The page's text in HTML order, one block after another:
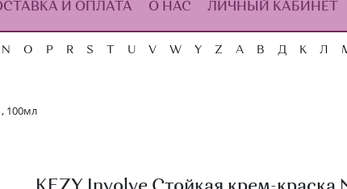
И ОПЛАТА О НАС ЛИЧНЫЙ КАБИНЕТ
N O P R S U V W Y Z А В Д К Л
100мл